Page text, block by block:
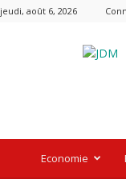
jeudi, août 6, 2026
Economie